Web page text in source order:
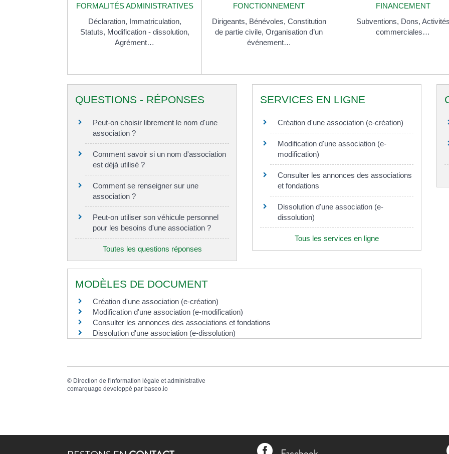
FORMALITÉS ADMINISTRATIVES
Déclaration, Immatriculation,
Statuts, Modification - dissolution,
Agrément…
FONCTIONNEMENT
Dirigeants, Bénévoles, Constitution
de partie civile,Organisation d’un
événement…
FINANCEMENT
Subventions, Dons,
commerciales…
QUESTIONS - RÉPONSES
Peut-on choisir librement le nom d'une
association ?
Comment savoir si un nom d'association
est déjà utilisé ?
Comment se renseigner sur une
association ?
Peut-on utiliser son véhicule personnel
pour les besoins d'une association ?
Toutes les questions réponses
SERVICES EN LIGNE
Création d'une association (e-création)
Modification d'une association (e-
modification)
Consulter les annonces des associations
et fondations
Dissolution d'une association (e-
dissolution)
Tous les services en ligne
MODÈLES DE DOCUMENT
Création d'une association (e-création)
Modification d'une association (e-modification)
Consulter les annonces des associations et fondations
Dissolution d'une association (e-dissolution)
© Direction de l'information légale et administrative
comarquage developpé par baseo.io
